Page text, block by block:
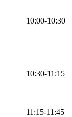
10:00-10:30
10:30-11:15
11:15-11:45